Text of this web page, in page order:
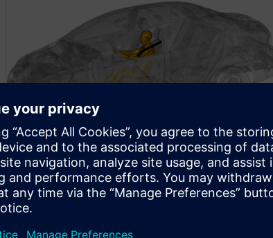
Гнучкість завдяки інтерфейсу
Запустіть у спільному симуляторі з LS-Dyna та